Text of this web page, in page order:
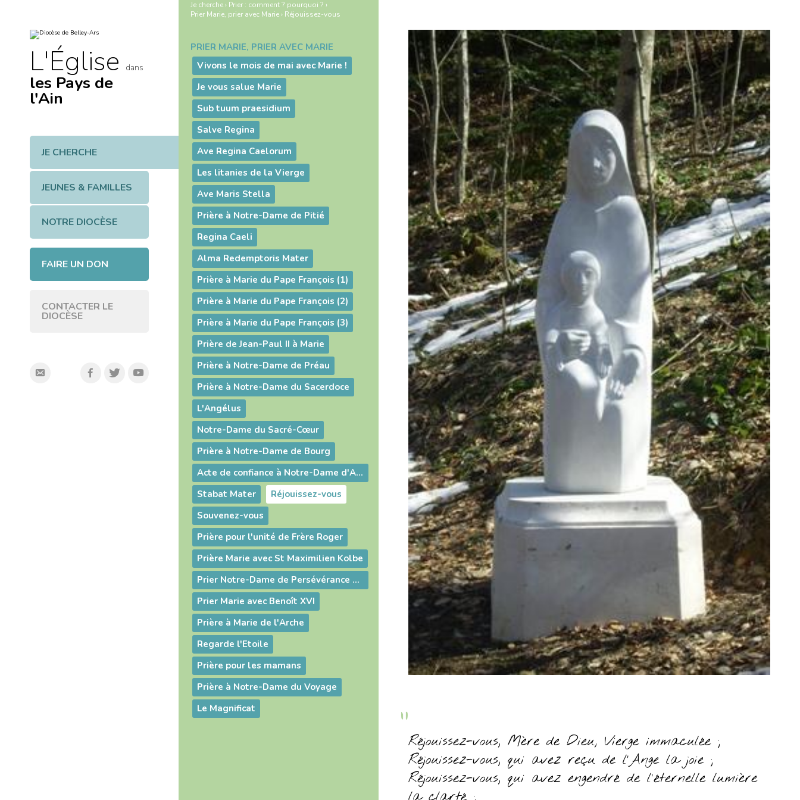
L'Église dans
les Pays de
l'Ain
JE CHERCHE
JEUNES & FAMILLES
NOTRE DIOCÈSE
FAIRE UN DON
CONTACTER LE
DIOCÈSE
Réjouissez-vous, Mère de Dieu, Vierge immaculée ;
Réjouissez-vous, qui avez reçu de l’Ange la joie ;
Réjouissez-vous, qui avez engendré de l’éternelle lumière
Je cherche › Prier : comment ? pourquoi ? ›
Prier Marie, prier avec Marie › Réjouissez-vous
Navigation
PRIER MARIE, PRIER AVEC MARIE
Vivons le mois de mai avec Marie !
Je vous salue Marie
Sub tuum praesidium
Salve Regina
Ave Regina Caelorum
Les litanies de la Vierge
Ave Maris Stella
Prière à Notre-Dame de Pitié
Regina Caeli
Alma Redemptoris Mater
Prière à Marie du Pape François (1)
Prière à Marie du Pape François (2)
Prière à Marie du Pape François (3)
Prière de Jean-Paul II à Marie
Prière à Notre-Dame de Préau
Prière à Notre-Dame du Sacerdoce
L'Angélus
Notre-Dame du Sacré-Cœur
Prière à Notre-Dame de Bourg
Acte de confiance à Notre-Dame d'Ars
Stabat Mater
Réjouissez-vous
Souvenez-vous
Prière pour l'unité de Frère Roger
Prière Marie avec St Maximilien Kolbe
Prier Notre-Dame de Persévérance avec saint Pierre Chanel
Prier Marie avec Benoît XVI
Prière à Marie de l'Arche
Regarde l'Etoile
Prière pour les mamans
Prière à Notre-Dame du Voyage
Le Magnificat